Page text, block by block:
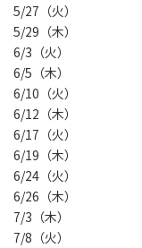
5/27（火）
5/29（木）
6/3（火）
6/5（木）
6/10（火）
6/12（木）
6/17（火）
6/19（木）
6/24（火）
6/26（木）
7/3（木）
7/8（火）